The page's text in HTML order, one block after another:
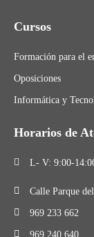
Cursos
Formación para el
Oposiciones
Informática y
Horarios de
L- V: 9:00-
Calle Parque
969 233 662
969 240 640